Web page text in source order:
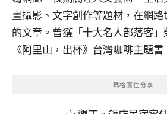
畫攝影、文字創作等題材，在網
的文章。曾獲「十大名人部落客」
《阿里山，出杯》台灣咖啡主題書
瑪格實住分享